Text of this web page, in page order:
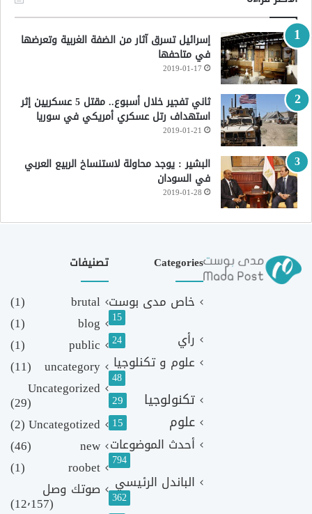
إسرائيل تسرق آثار من الضفة الغربية وتعرضها
في متاحفها
2019-01-17
ثاني تفجير خلال أسبوع.. مقتل 5 عسكريين إثر
استهداف رتل عسكري أمريكي في سوريا
2019-01-21
البشير : يوجد محاولة لاستنساخ الربيع العربي
في السودان
2019-01-28
Categories
خاص مدى بوست
15
رأي 24
علوم و تكنلوجيا
48
تكنولوجيا 29
علوم 15
أحدث الموضوعات
794
الباندل الرئيسي
362
تصنيفات
brutal
(1)
blog
(1)
public
(1)
uncategory
(11)
Uncategorized
(29)
Uncategotized
(2)
new
(46)
roobet
(1)
صوتك وصل
(12٬157)